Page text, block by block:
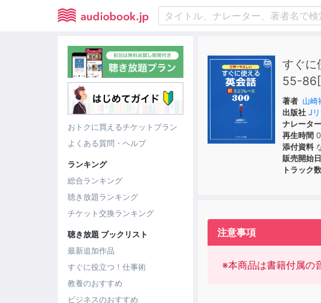
おトクに買えるチケットプラン
よくある質問・ヘルプ
ランキング
総合ランキング
聴き放題ランキング
チケット交換ランキング
聴き放題 ブックリスト
最新追加作品
すぐに役立つ！仕事術
教養のおすすめ
ビジネスのおすすめ
すぐに
55-
著者 山崎
出版社 J
ナレーター
再生時間
添付資料
販売開始日
トラック数
注意事項
※本商品は書籍付属の